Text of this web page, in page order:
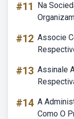
#11
Na
#12 Associe
#13 Assinale
#14 A
Como O